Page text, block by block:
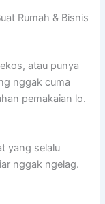
Rumah & Bisnis
atau punya
nggak cuma
pemakaian lo.
yang selalu
nggak ngelag.